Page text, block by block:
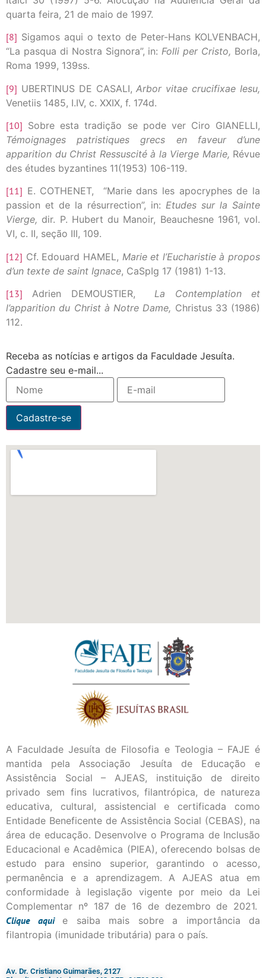
quarta feira, 21 de maio de 1997.
[8] Sigamos aqui o texto de Peter-Hans KOLVENBACH,
“La pasqua di Nostra Signora”, in:Folli per Cristo, Borla,
Roma 1999, 139ss.
[9] UBERTINUS DE CASALI,Arbor vitae crucifixae Iesu,
Venetiis 1485, I.IV, c. XXIX, f. 174d.
[10] Sobre esta tradição se pode ver Ciro GIANELLI,
Témoignages patristiques grecs en faveur d’une
apparition du Christ Ressuscité à la Vierge Marie, Révue
des études byzantines 11(1953) 106-119.
[11] E. COTHENET, “Marie dans les apocryphes de la
passion et de la résurrection”, in: Etudes sur la Sainte
Vierge, dir. P. Hubert du Manoir, Beauchesne 1961, vol.
VI, c. II, seção III, 109.
[12] Cf. Edouard HAMEL, Marie et l’Eucharistie à propos
d’un texte de saint Ignace, CaSpIg 17 (1981) 1-13.
[13] Adrien DEMOUSTIER,La Contemplation et
l’apparition du Christ à Notre Dame, Christus 33 (1986)
112.
Receba as notícias e artigos da Faculdade Jesuíta.
Cadastre seu e-mail...
A Faculdade Jesuíta de Filosofia e Teologia – FAJE é
mantida pela Associação Jesuíta de Educação e
Assistência Social – AJEAS, instituição de direito
privado sem fins lucrativos, filantrópica, de natureza
educativa, cultural, assistencial e certificada como
Entidade Beneficente de Assistência Social (CEBAS), na
área de educação. Desenvolve o Programa de Inclusão
Educacional e Acadêmica (PIEA), oferecendo bolsas de
estudo para ensino superior, garantindo o acesso,
permanência e a aprendizagem. A AJEAS atua em
conformidade à legislação vigente por meio da Lei
Complementar nº 187 de 16 de dezembro de 2021.
Cliqueaqui
e saiba mais sobre a importância da
filantropia (imunidade tributária) para o país.
Av. Dr. Cristiano Guimarães, 2127